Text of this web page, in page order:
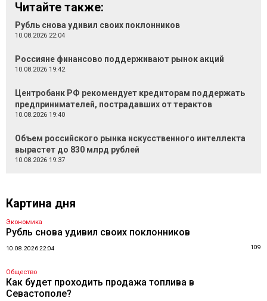
Читайте также:
Рубль снова удивил своих поклонников
10.08.2026 22:04
Россияне финансово поддерживают рынок акций
10.08.2026 19:42
Центробанк РФ рекомендует кредиторам поддержать
предпринимателей, пострадавших от терактов
10.08.2026 19:40
Объем российского рынка искусственного интеллекта
вырастет до 830 млрд рублей
10.08.2026 19:37
Картина дня
Экономика
Рубль снова удивил своих поклонников
10.08.2026 22:04 109
Общество
Как будет проходить продажа топлива в
Севастополе?